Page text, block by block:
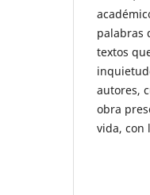
palabras
textos
autores,
obra
vida, con